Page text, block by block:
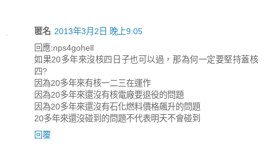
匿名 2013年3月2日 晚上9:05
回應:nps4gohell
如果20多年來沒核四日子也可以過，那為何一定要堅持蓋核
四?
因為20多年來有核一二三在運作
因為20多年來還沒有核電廠要退役的問題
因為20多年來還沒有石化燃料價格飆升的問題
20多年來還沒碰到的問題不代表明天不會碰到
回覆